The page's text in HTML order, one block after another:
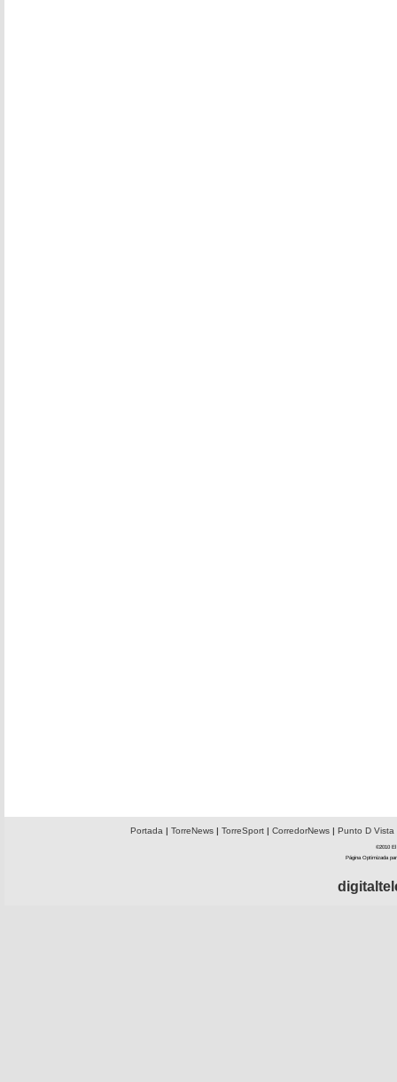
Portada | TorreNews| TorreSport| CorredorNews| Punto D Vista
©2010 El
Página Optimizada